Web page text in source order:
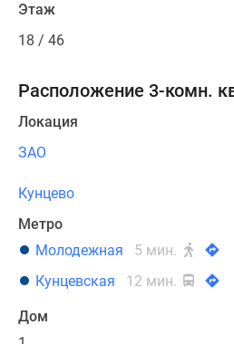
Этаж
18 / 46
Расположение 3-комн.
Локация
ЗАО
Кунцево
Метро
Молодежная
5 мин.
Кунцевская
12 мин.
Дом